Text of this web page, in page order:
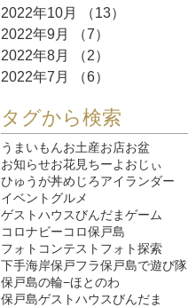
2022年10月
（13）
2022年9月
（7）
2022年8月
（2）
2022年7月
（6）
タグから検索
うまいもんお土産お店お盆
お知らせお花見ちーよおじぃ
ひゅうが丼めじろアイランダー
イベント グルメ
ゲストハウスびんだまゲーム
コロナビーコロ保戸島
フォトコンテスト フォト探索
下手海岸保戸フラ保戸島で遊び隊
保戸島の輪−ほとのわ
保戸島ゲストハウスびんだま